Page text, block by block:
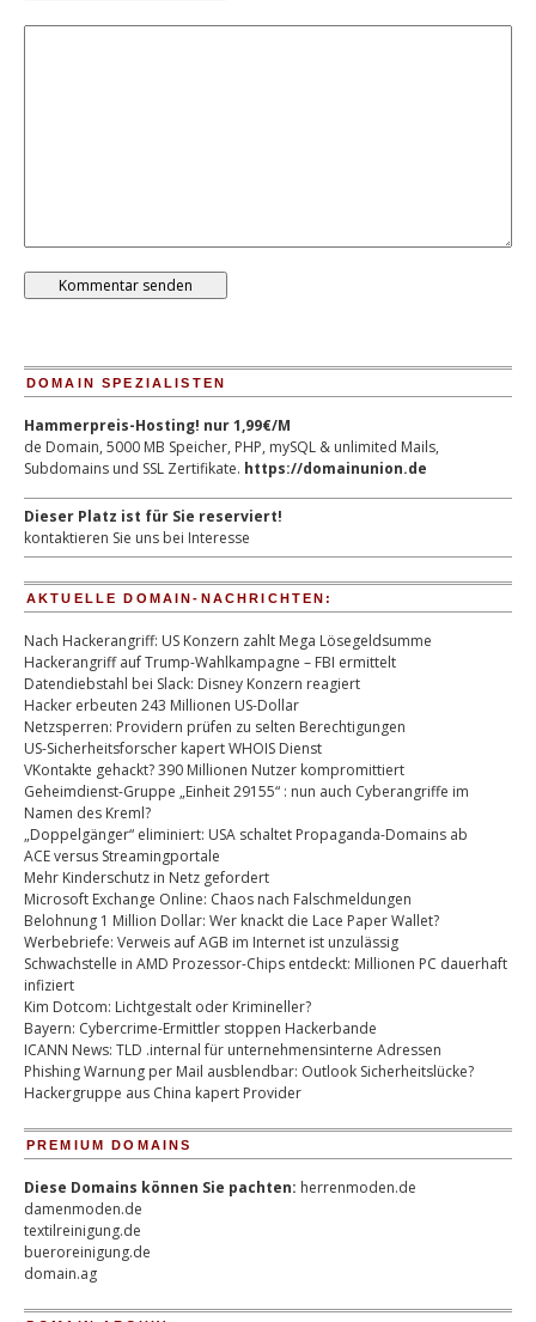
DOMAIN SPEZIALISTEN
Hammerpreis-Hosting! nur 1,99€/M
de Domain, 5000 MB Speicher, PHP, mySQL & unlimited Mails,
Subdomains und SSL Zertifikate. https://domainunion.de
Dieser Platz ist für Sie reserviert!
kontaktieren Sie uns bei Interesse
AKTUELLE DOMAIN-NACHRICHTEN:
Nach Hackerangriff: US Konzern zahlt Mega Lösegeldsumme
Hackerangriff auf Trump-Wahlkampagne – FBI ermittelt
Datendiebstahl bei Slack: Disney Konzern reagiert
Hacker erbeuten 243 Millionen US-Dollar
Netzsperren: Providern prüfen zu selten Berechtigungen
US-Sicherheitsforscher kapert WHOIS Dienst
VKontakte gehackt? 390 Millionen Nutzer kompromittiert
Geheimdienst-Gruppe „Einheit 29155“ : nun auch Cyberangriffe im
Namen des Kreml?
„Doppelgänger“ eliminiert: USA schaltet Propaganda-Domains ab
ACE versus Streamingportale
Mehr Kinderschutz in Netz gefordert
Microsoft Exchange Online: Chaos nach Falschmeldungen
Belohnung 1 Million Dollar: Wer knackt die Lace Paper Wallet?
Werbebriefe: Verweis auf AGB im Internet ist unzulässig
Schwachstelle in AMD Prozessor-Chips entdeckt: Millionen PC dauerhaft
infiziert
Kim Dotcom: Lichtgestalt oder Krimineller?
Bayern: Cybercrime-Ermittler stoppen Hackerbande
ICANN News: TLD .internal für unternehmensinterne Adressen
Phishing Warnung per Mail ausblendbar: Outlook Sicherheitslücke?
Hackergruppe aus China kapert Provider
PREMIUM DOMAINS
Diese Domains können Sie pachten: herrenmoden.de
damenmoden.de
textilreinigung.de
bueroreinigung.de
domain.ag